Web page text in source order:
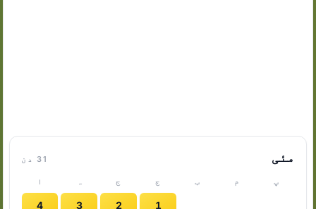
مئی 31 دن
پ م ب ج ج ہ ا
1
2
3
4